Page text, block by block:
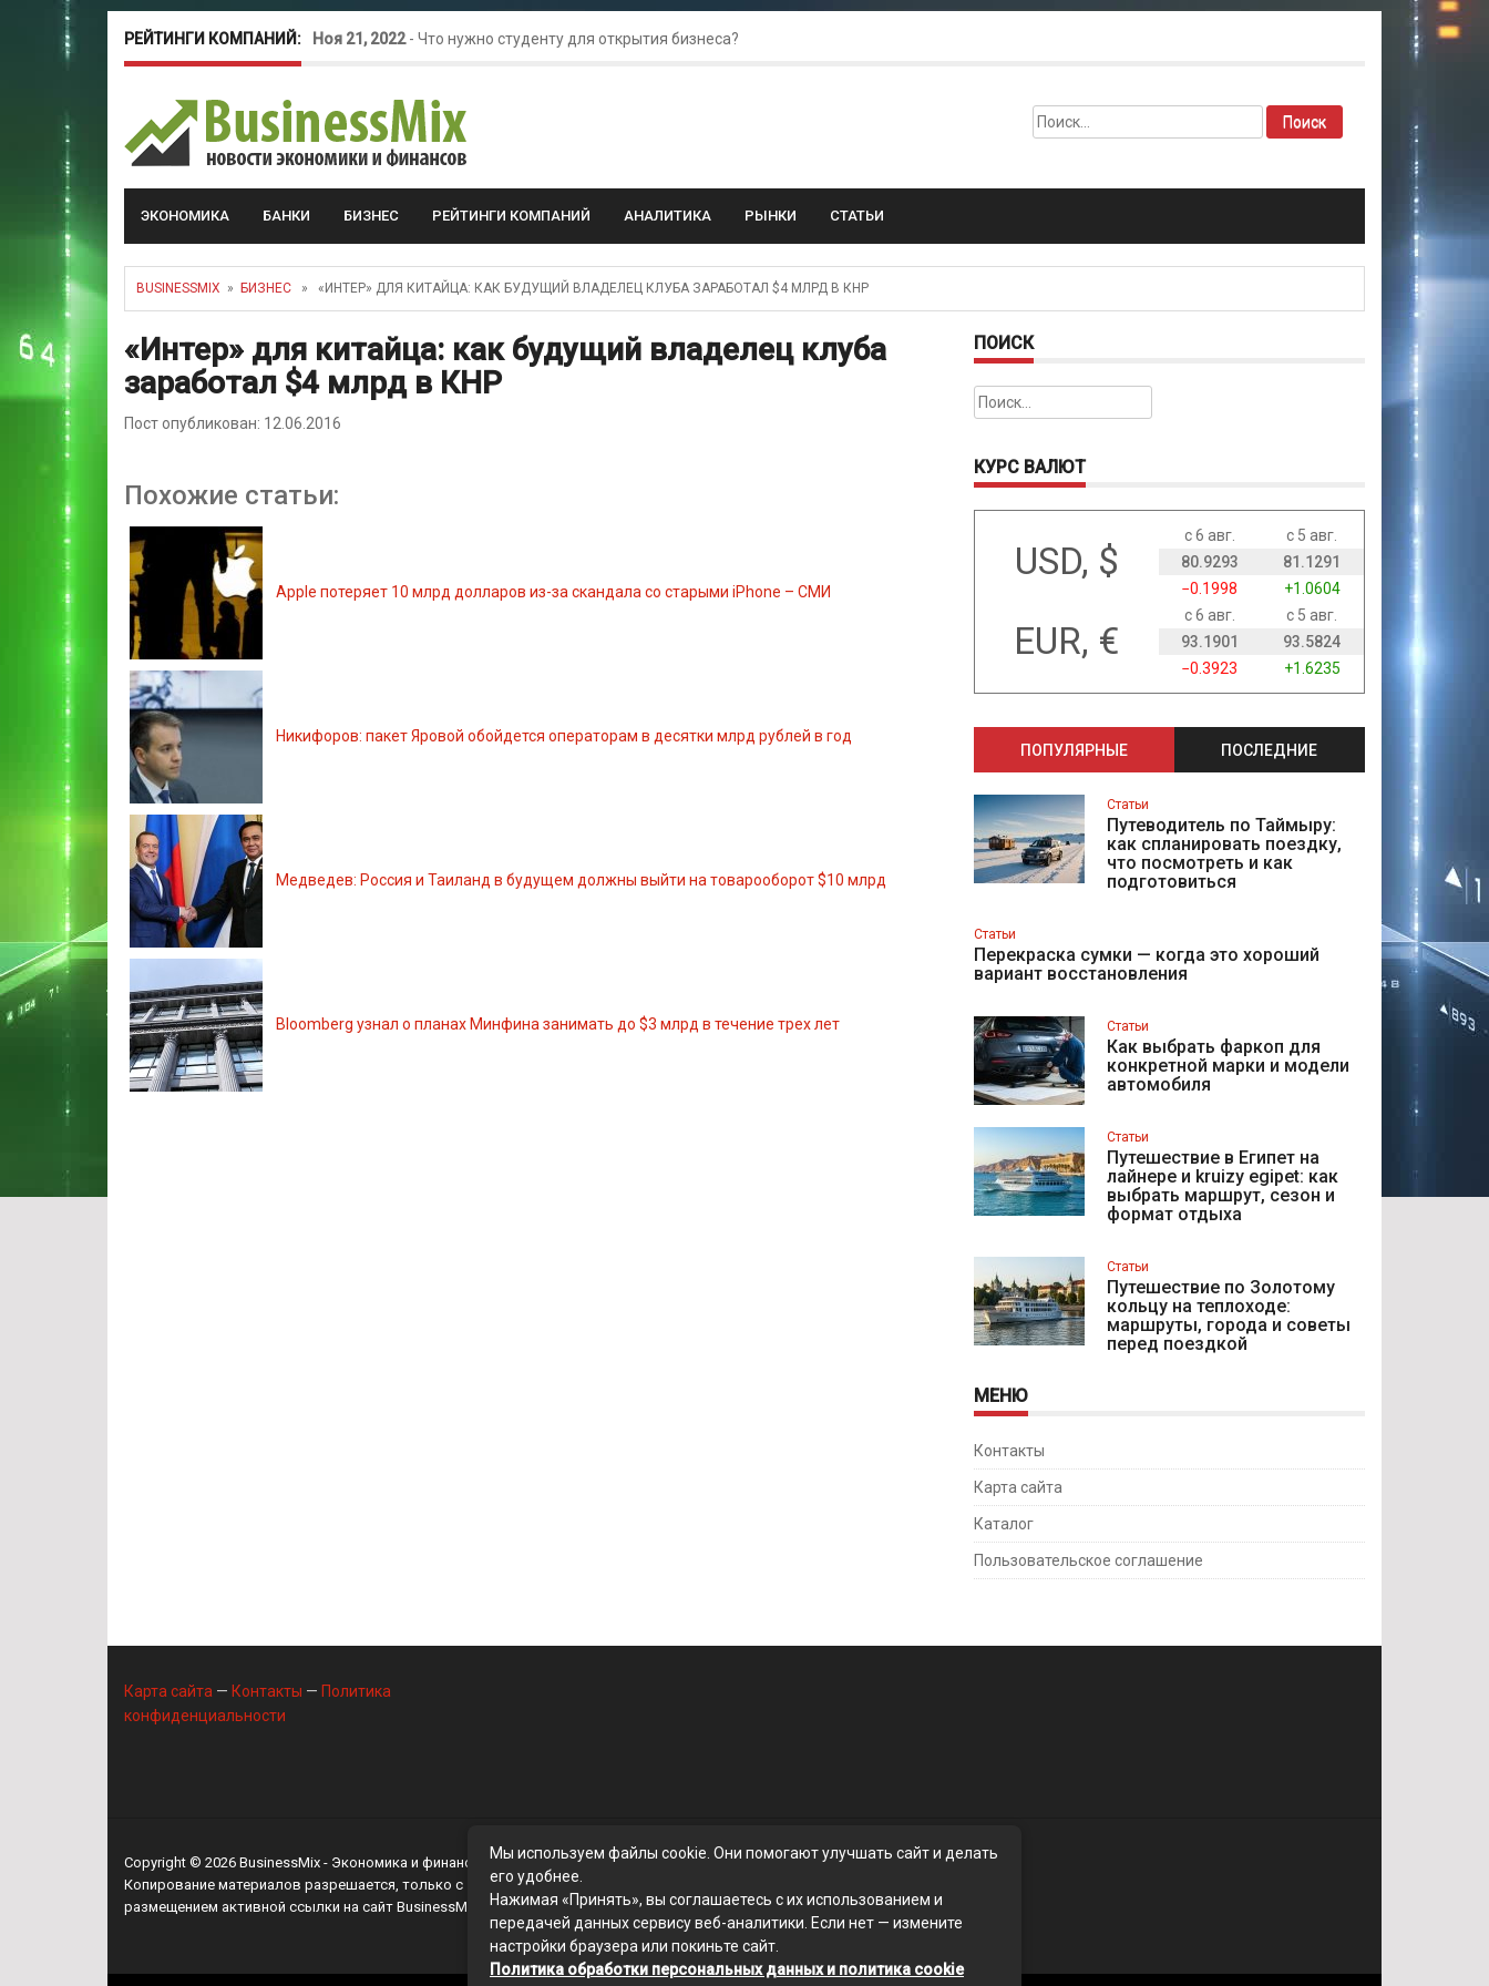
РЕЙТИНГИ КОМПАНИЙ: Ноя 21, 2022- Что нужно студенту для открытия бизнеса?
Май 16, 2022-Курсовые колебания: как защитить свой бизнес?
Найти:
ЭКОНОМИКА БАНКИ БИЗНЕС РЕЙТИНГИ КОМПАНИЙ АНАЛИТИКА РЫНКИ СТАТЬИ
BUSINESSMIX » БИЗНЕС » «ИНТЕР» ДЛЯ КИТАЙЦА: КАК БУДУЩИЙ ВЛАДЕЛЕЦ КЛУБА ЗАРАБОТАЛ $4 МЛРД В КНР
«Интер» для китайца: как будущий владелец клуба
заработал $4 млрд в КНР
Пост опубликован: 12.06.2016
Похожие статьи:
Apple потеряет 10 млрд долларов из-за скандала со старыми iPhone – СМИ
Никифоров: пакет Яровой обойдется операторам в десятки млрд рублей в год
Медведев: Россия и Таиланд в будущем должны выйти на товарооборот $10 млрд
Bloomberg узнал о планах Минфина занимать до $3 млрд в течение трех лет
ПОИСК
Найти:
КУРС ВАЛЮТ
USD, $
с 6 авг.
с 5 авг.
80.9293
81.1291
−0.1998
+1.0604
EUR, €
с 6 авг.
с 5 авг.
93.1901
93.5824
−0.3923
+1.6235
ПОПУЛЯРНЫЕ ПОСЛЕДНИЕ
Статьи
Путеводитель по Таймыру:
как спланировать поездку,
что посмотреть и как
подготовиться
Статьи
Перекраска сумки — когда это хороший
вариант восстановления
Статьи
Как выбрать фаркоп для
конкретной марки и модели
автомобиля
Статьи
Путешествие в Египет на
лайнере и kruizy egipet: как
выбрать маршрут, сезон и
формат отдыха
Статьи
Путешествие по Золотому
кольцу на теплоходе:
маршруты, города и советы
перед поездкой
МЕНЮ
Контакты
Карта сайта
Каталог
Пользовательское соглашение
Карта сайта — Контакты — Политика
конфиденциальности
Copyright © 2026 BusinessMix - Экономика и финансы
Копирование материалов разрешается, только с
размещением активной ссылки на сайт BusinessMix
Мы используем файлы cookie. Они помогают улучшать сайт и делать
его удобнее.
Нажимая «Принять», вы соглашаетесь с их использованием и
передачей данных сервису веб-аналитики. Если нет — измените
настройки браузера или покиньте сайт.
Политика обработки персональных данных и политика cookie